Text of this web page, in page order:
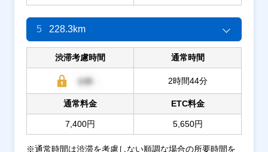
5 228.3km
渋滞考慮時間 通常時間
2時間44分
通常料金
7,400円
ETC料金
5,650円
※通常時間は渋滞を考慮しない順調な場合の所要時間を